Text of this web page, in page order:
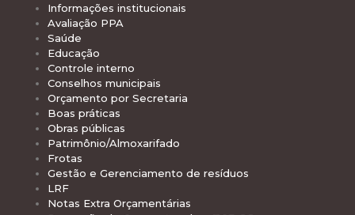
Informações institucionais
Avaliação PPA
Saúde
Educação
Controle interno
Conselhos municipais
Orçamento por Secretaria
Boas práticas
Obras públicas
Patrimônio/Almoxarifado
Frotas
Gestão e Gerenciamento de resíduos
LRF
Notas Extra Orçamentárias